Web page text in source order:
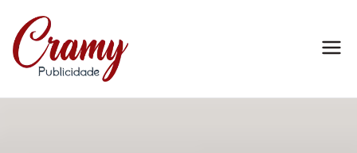
para
conteúdo
Publicidade
Marketing para Empreendedores